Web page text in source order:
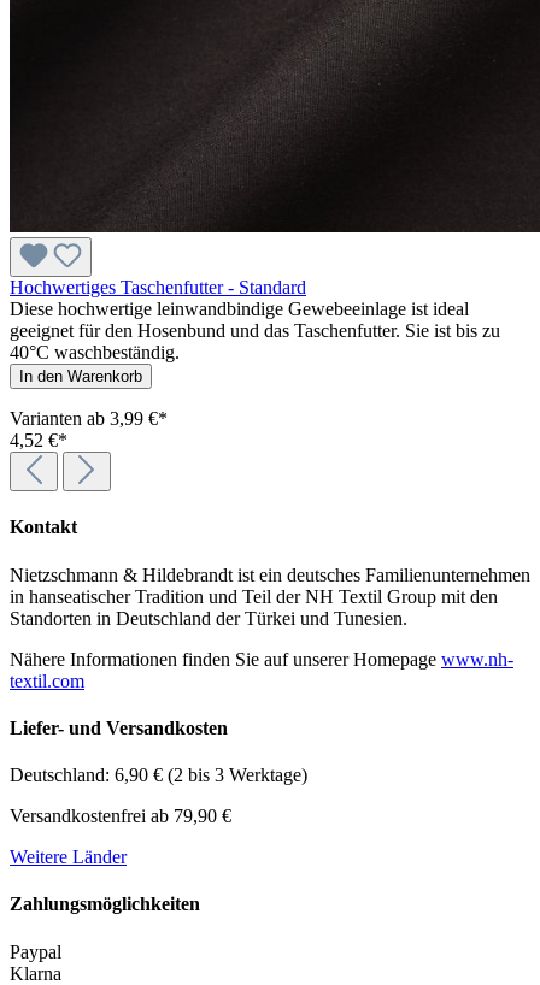
Hochwertiges Taschenfutter - Standard
Diese hochwertige leinwandbindige Gewebeeinlage ist ideal
geeignet für den Hosenbund und das Taschenfutter. Sie ist bis zu
40°C waschbeständig.
In den Warenkorb
Varianten ab 3,99 €*
4,52 €*
Kontakt
Nietzschmann & Hildebrandt ist ein deutsches Familienunternehmen
in hanseatischer Tradition und Teil der NH Textil Group mit den
Standorten in Deutschland der Türkei und Tunesien.
Nähere Informationen finden Sie auf unserer Homepage www.nh-
textil.com
Liefer- und Versandkosten
Deutschland: 6,90 € (2 bis 3 Werktage)
Versandkostenfrei ab 79,90 €
Weitere Länder
Zahlungsmöglichkeiten
Paypal
Klarna